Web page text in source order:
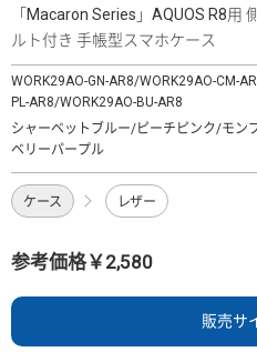
「Macaron Series」AQUOS R8用
ルト付き 手帳型スマホケース
WORK29AO-GN-AR8/WORK29AO-CM-
PL-AR8/WORK29AO-BU-AR8
シャーベットブルー/ピーチピンク/モン
ベリーパープル
ケース レザー
参考価格￥2,580
販売サ